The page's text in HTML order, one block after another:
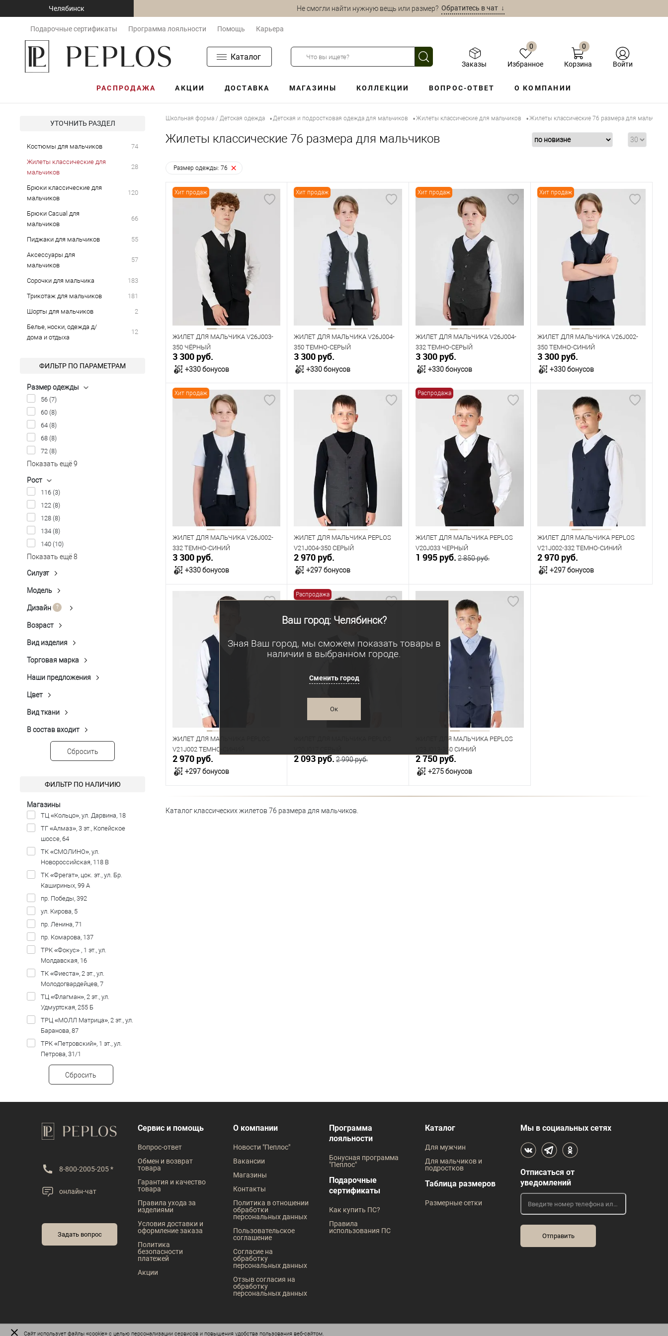
Челябинск
Ваш город: Челябинск?
Зная Ваш город, мы сможем показать товары в
наличии в выбранном городе.
Сменить город
Ок
Не смогли найти нужную вещь или размер?Обратитесь в чат ↓
Подарочные сертификаты Программа лояльности Помощь Карьера
Каталог
Заказы
0
Избранное
0
Корзина Войти
РАСПРОДАЖА АКЦИИ ДОСТАВКА МАГАЗИНЫ КОЛЛЕКЦИИ ВОПРОС-ОТВЕТ О КОМПАНИИ
УТОЧНИТЬ РАЗДЕЛ
Костюмы для мальчиков 74
Жилеты классические для
мальчиков
28
Брюки классические для
мальчиков
120
Брюки Casual для
мальчиков
66
Пиджаки для мальчиков 55
Аксессуары для
мальчиков
57
Сорочки для мальчика 183
Трикотаж для мальчиков 181
Шорты для мальчиков 2
Белье, носки, одежда д/
дома и отдыха
12
ФИЛЬТР ПО ПАРАМЕТРАМ
Размер одежды
56 (7)
60 (8)
64 (8)
68 (8)
72 (8)
Показать ещё 9
Рост
116 (3)
122 (8)
128 (8)
134 (8)
140 (10)
Показать ещё 8
СилуэтПолуприлегающий
Модель
П-001(1)
П-001-2
(1)
П-350(15)
Показать ещё 1
ДизайнКлетка неконтрастная
Однотонная Гладь
Возраст
Детское
Подростковое
Вид изделия
Жилет(28)
Торговая марка
Peplos(28)
Наши предложения
Хит продаж(10)
Распродажа
ЦветСерый
Синий (4)
(6)
Вид ткани
Трикотажный
В состав входит
Вискоза(22)
Нейлон
Полиэстер(25)
Шерсть(6)
Сбросить
ФИЛЬТР ПО НАЛИЧИЮ
Магазины
ТЦ «Кольцо», ул. Дарвина, 18
ТГ «Алмаз», 3 эт., Копейское
шоссе, 64
ТК «СМОЛИНО», ул.
Новороссийская, 118 В
ТК «Фрегат», цок. эт., ул. Бр.
Кашириных, 99 А
пр. Победы, 392
ул. Кирова, 5
пр. Ленина, 71
пр. Комарова, 137
ТРК «Фокус» , 1 эт., ул.
Молдавская, 16
ТК «Фиеста», 2 эт., ул.
Молодогвардейцев, 7
ТЦ «Флагман», 2 эт., ул.
Удмуртская, 255 Б
ТРЦ «МОЛЛ Матрица», 2 эт., ул.
Баранова, 87
ТРК «Петровский», 1 эт., ул.
Петрова, 31/1
Сбросить
Школьная форма / Детская одежда •Детская и подростковая одежда для мальчиков •Жилеты классические для мальчиков •Жилеты классические 76 размера для мальчиков
Жилеты классические 76 размера для мальчиков
Размер одежды: 76
Хит продаж
ЖИЛЕТ ДЛЯ МАЛЬЧИКА V26J003-
350 ЧЁРНЫЙ
3 300 руб.
+330 бонусов
В корзину
Таблица размеров
Размер одежды
158
Хит продаж
ЖИЛЕТ ДЛЯ МАЛЬЧИКА V26J004-
350 ТЕМНО-СЕРЫЙ
3 300 руб.
+330 бонусов
В корзину
В наличии
Таблица размеров
Размер одежды
158
Хит продаж
ЖИЛЕТ ДЛЯ МАЛЬЧИКА V26J004-
332 ТЕМНО-СЕРЫЙ
3 300 руб.
+330 бонусов
В корзину
В наличии
Таблица размеров
Размер одежды
Хит продаж
ЖИЛЕТ ДЛЯ МАЛЬЧИКА V26J002-
350 ТЕМНО-СИНИЙ
3 300 руб.
+330 бонусов
В корзину
В наличии
Таблица размеров
Размер одежды
152 158 164
Хит продаж
ЖИЛЕТ ДЛЯ МАЛЬЧИКА V26J002-
332 ТЕМНО-СИНИЙ
3 300 руб.
+330 бонусов
В корзину
Таблица размеров
Размер одежды
ЖИЛЕТ ДЛЯ МАЛЬЧИКА PEPLOS
V21J004-350 СЕРЫЙ
2 970 руб.
+297 бонусов
В корзину
В наличии
Размер одежды
146
Распродажа
ЖИЛЕТ ДЛЯ МАЛЬЧИКА PEPLOS
V20J033 ЧЕРНЫЙ
1 995 руб. 2 850 руб.
В корзину
Таблица размеров
Размер одежды
ЖИЛЕТ ДЛЯ МАЛЬЧИКА PEPLOS
V21J002-332 ТЕМНО-СИНИЙ
2 970 руб.
+297 бонусов
ЖИЛЕТ ДЛЯ МАЛЬЧИКА PEPLOS
V21J002 ТЕМНО-СИНИЙ
2 970 руб.
+297 бонусов
Распродажа
2 093 руб.2 990 руб.
ЖИЛЕТ ДЛЯ МАЛЬЧИКА PEPLOS
V23J013-350 СИНИЙ
2 750 руб.
+275 бонусов
Каталог классических жилетов 76 размера для мальчиков.
8-800-2005-205 *
онлайн-чат
Задать вопрос
Сервис и помощь
Вопрос-ответ
Обмен и возврат
товара
Гарантия и качество
товара
Правила ухода за
изделиями
Условия доставки и
оформление заказа
Политика
безопасности
платежей
Акции
О компании
Новости "Пеплос"
Вакансии
Магазины
Контакты
Политика в отношении
обработки
персональных данных
Пользовательское
соглашение
Согласие на
обработку
персональных данных
Отзыв согласия на
обработку
персональных данных
Программа
лояльности
Бонусная программа
"Пеплос"
Подарочные
сертификаты
Как купить ПС?
Правила
использования ПС
Каталог
Для мужчин
Для мальчиков и
подростков
Таблица размеров
Размерные сетки
Мы в социальных сетях
Отписаться от
уведомлений
Сайт использует файлы «cookie» с целью персонализации сервисов и повышения удобства пользования веб-сайтом.